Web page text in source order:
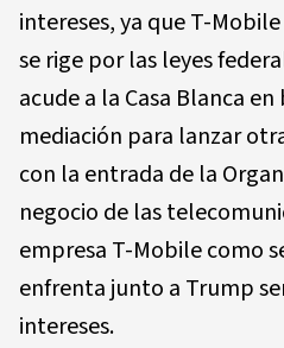
intereses, ya que T-
se rige por las leyes
acude a la Casa Blanca
mediación para lanzar
con la entrada de la
negocio de las
empresa T-Mobile como
enfrenta junto a Trump
intereses.